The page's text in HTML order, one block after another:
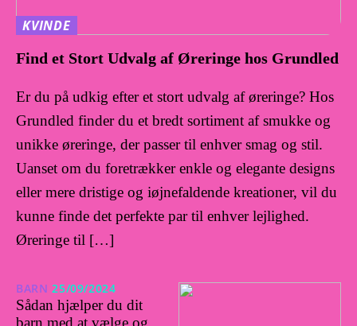
KVINDE
Find et Stort Udvalg af Øreringe hos Grundled
Er du på udkig efter et stort udvalg af øreringe? Hos
Grundled finder du et bredt sortiment af smukke og
unikke øreringe, der passer til enhver smag og stil.
Uanset om du foretrækker enkle og elegante designs
eller mere dristige og iøjnefaldende kreationer, vil du
kunne finde det perfekte par til enhver lejlighed.
Øreringe til […]
BARN 25/09/2024
Sådan hjælper du dit
barn med at vælge og